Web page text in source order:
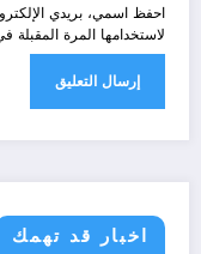
احفظ اسمي، بريدي
لاستخدامها المرة المقبلة
اخبار قد تهمك